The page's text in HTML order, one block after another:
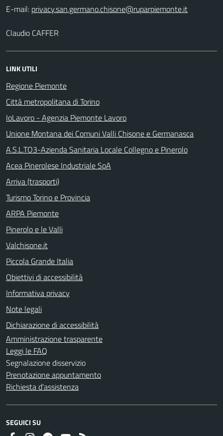
E-mail:
Claudio CAFFER
LINK UTILI
Regione Piemonte
Città metropolitana di Torino
IoLavoro - Agenzia Piemonte Lavoro
Unione Montana dei Comuni Valli Chisone e Germanasca
A.S.L.TO3-Azienda Sanitaria Locale Collegno e Pinerolo
Acea Pinerolese Industriale SpA
Arriva (trasporti)
Turismo Torino e Provincia
ARPA Piemonte
Pinerolo e le Valli
Valchisone.it
Piccola Grande Italia
Obiettivi di accessibilità
Informativa privacy
Note legali
Dichiarazione di accessibilità
Amministrazione trasparente
Leggi le FAQ
Segnalazione disservizio
Prenotazione appuntamento
Richiesta d'assistenza
SEGUICI SU